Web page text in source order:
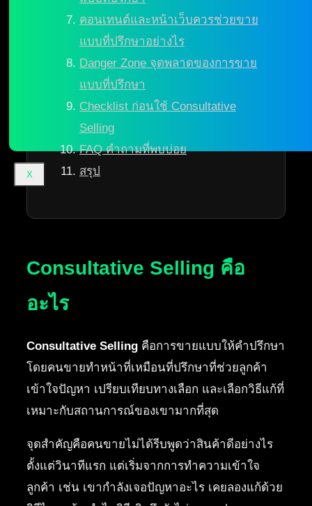
X
คอนเทนต์และหน้าเว็บควรช่วยขาย
แบบที่ปรึกษาอย่างไร
Danger Zone จุดพลาดของการขาย
แบบที่ปรึกษา
Checklist ก่อนใช้ Consultative
Selling
FAQ คำถามที่พบบ่อย
สรุป
Consultative Selling คือ
อะไร
Consultative Selling คือการขายแบบให้คำปรึกษา
โดยคนขายทำหน้าที่เหมือนที่ปรึกษาที่ช่วยลูกค้า
เข้าใจปัญหา เปรียบเทียบทางเลือก และเลือกวิธีแก้ที่
เหมาะกับสถานการณ์ของเขามากที่สุด
จุดสำคัญคือคนขายไม่ได้รีบพูดว่าสินค้าดีอย่างไร
ตั้งแต่วินาทีแรก แต่เริ่มจากการทำความเข้าใจ
ลูกค้า เช่น เขากำลังเจอปัญหาอะไร เคยลองแก้ด้วย